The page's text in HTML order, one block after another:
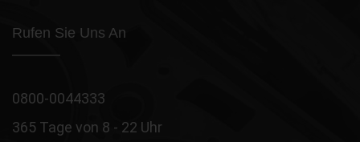
Rufen Sie Uns An
0800-0044333
365 Tage von 8 - 22 Uhr